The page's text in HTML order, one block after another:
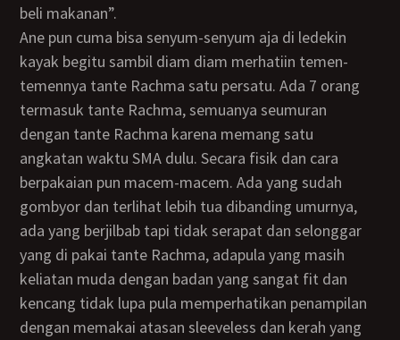
beli makanan”.
Ane pun cuma bisa senyum-senyum aja di ledekin
kayak begitu sambil diam diam merhatiin temen-
temennya tante Rachma satu persatu. Ada 7 orang
termasuk tante Rachma, semuanya seumuran
dengan tante Rachma karena memang satu
angkatan waktu SMA dulu. Secara fisik dan cara
berpakaian pun macem-macem. Ada yang sudah
gombyor dan terlihat lebih tua dibanding umurnya,
ada yang berjilbab tapi tidak serapat dan selonggar
yang di pakai tante Rachma, adapula yang masih
keliatan muda dengan badan yang sangat fit dan
kencang tidak lupa pula memperhatikan penampilan
dengan memakai atasan sleeveless dan kerah yang